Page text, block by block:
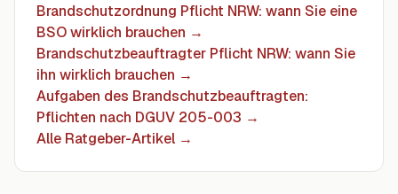
Brandschutzordnung Pflicht NRW: wann Sie eine
BSO wirklich brauchen →
Brandschutzbeauftragter Pflicht NRW: wann Sie
ihn wirklich brauchen →
Aufgaben des Brandschutzbeauftragten:
Pflichten nach DGUV 205-003 →
Alle Ratgeber-Artikel →